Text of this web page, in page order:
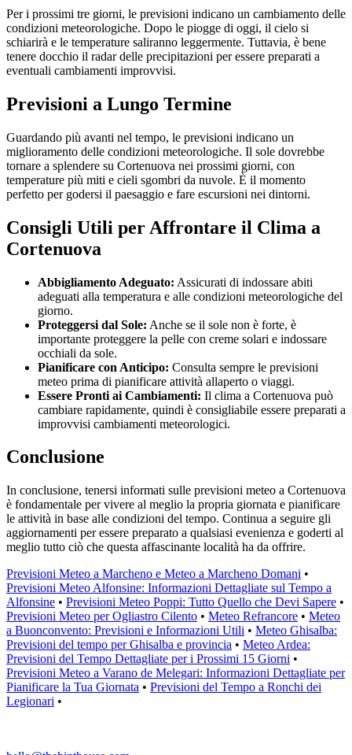
Per i prossimi tre giorni, le previsioni indicano un cambiamento delle
condizioni meteorologiche. Dopo le piogge di oggi, il cielo si
schiarirà e le temperature saliranno leggermente. Tuttavia, è bene
tenere docchio il radar delle precipitazioni per essere preparati a
eventuali cambiamenti improvvisi.
Previsioni a Lungo Termine
Guardando più avanti nel tempo, le previsioni indicano un
miglioramento delle condizioni meteorologiche. Il sole dovrebbe
tornare a splendere su Cortenuova nei prossimi giorni, con
temperature più miti e cieli sgombri da nuvole. È il momento
perfetto per godersi il paesaggio e fare escursioni nei dintorni.
Consigli Utili per Affrontare il Clima a
Cortenuova
Abbigliamento Adeguato: Assicurati di indossare abiti
adeguati alla temperatura e alle condizioni meteorologiche del
giorno.
Proteggersi dal Sole: Anche se il sole non è forte, è
importante proteggere la pelle con creme solari e indossare
occhiali da sole.
Pianificare con Anticipo: Consulta sempre le previsioni
meteo prima di pianificare attività allaperto o viaggi.
Essere Pronti ai Cambiamenti: Il clima a Cortenuova può
cambiare rapidamente, quindi è consigliabile essere preparati a
improvvisi cambiamenti meteorologici.
Conclusione
In conclusione, tenersi informati sulle previsioni meteo a Cortenuova
è fondamentale per vivere al meglio la propria giornata e pianificare
le attività in base alle condizioni del tempo. Continua a seguire gli
aggiornamenti per essere preparato a qualsiasi evenienza e goderti al
meglio tutto ciò che questa affascinante località ha da offrire.
Previsioni Meteo a Marcheno e Meteo a Marcheno Domani •
Previsioni Meteo Alfonsine: Informazioni Dettagliate sul Tempo a
Alfonsine • Previsioni Meteo Poppi: Tutto Quello che Devi Sapere •
Previsioni Meteo per Ogliastro Cilento • Meteo Refrancore • Meteo
a Buonconvento: Previsioni e Informazioni Utili • Meteo Ghisalba:
Previsioni del tempo per Ghisalba e provincia • Meteo Ardea:
Previsioni del Tempo Dettagliate per i Prossimi 15 Giorni •
Previsioni Meteo a Varano de Melegari: Informazioni Dettagliate per
Pianificare la Tua Giornata • Previsioni del Tempo a Ronchi dei
Legionari •